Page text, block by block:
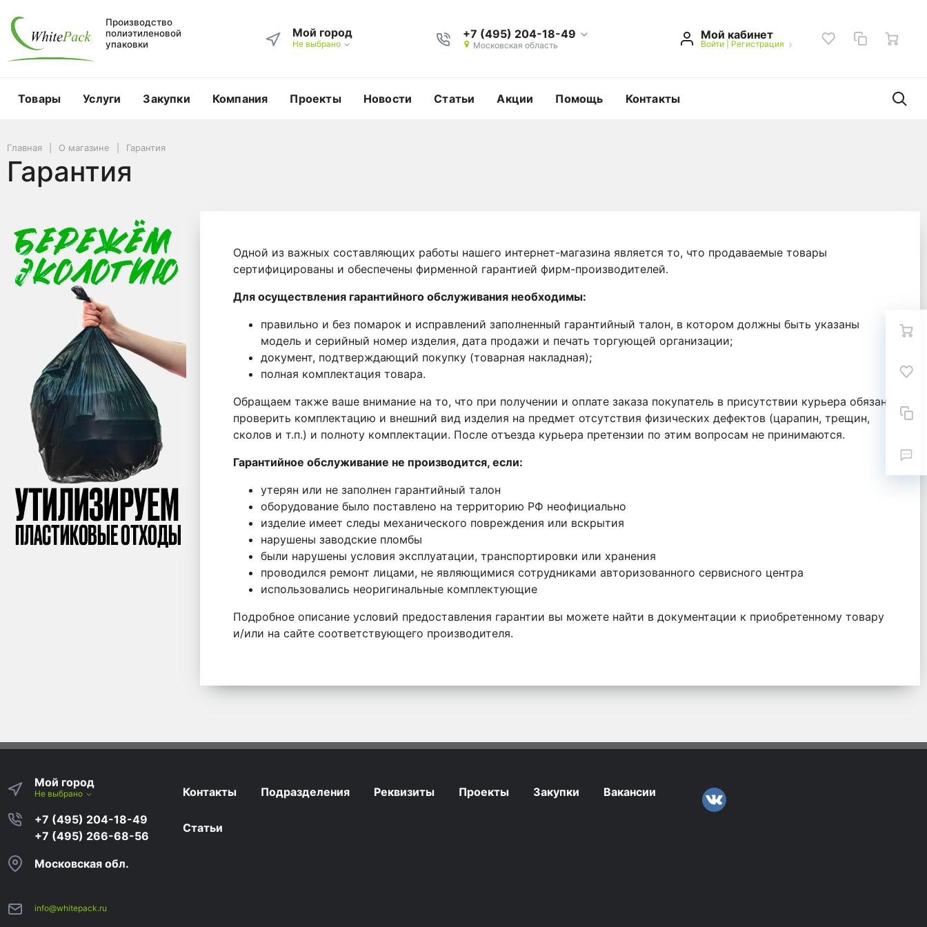
Производство
полиэтиленовой
упаковки
Мой город
Не выбрано
+7 (495) 204-18-49
Московская область
Мой кабинет
Войти| Регистрация
Товары Услуги Закупки Компания Проекты Новости Статьи Акции Помощь Контакты
Главная О магазине Гарантия
Гарантия
Одной из важных составляющих работы нашего интернет-магазина является то, что продаваемые товары
сертифицированы и обеспечены фирменной гарантией фирм-производителей.
Для осуществления гарантийного обслуживания необходимы:
правильно и без помарок и исправлений заполненный гарантийный талон, в котором должны быть указаны
модель и серийный номер изделия, дата продажи и печать торгующей организации;
документ, подтверждающий покупку (товарная накладная);
полная комплектация товара.
Обращаем также ваше внимание на то, что при получении и оплате заказа покупатель в присутствии курьера обязан
проверить комплектацию и внешний вид изделия на предмет отсутствия физических дефектов (царапин, трещин,
сколов и т.п.) и полноту комплектации. После отъезда курьера претензии по этим вопросам не принимаются.
Гарантийное обслуживание не производится, если:
утерян или не заполнен гарантийный талон
оборудование было поставлено на территорию РФ неофициально
изделие имеет следы механического повреждения или вскрытия
нарушены заводские пломбы
были нарушены условия эксплуатации, транспортировки или хранения
проводился ремонт лицами, не являющимися сотрудниками авторизованного сервисного центра
использовались неоригинальные комплектующие
Подробное описание условий предоставления гарантии вы можете найти в документации к приобретенному товару
и/или на сайте соответствующего производителя.
Мой город
Не выбрано
+7 (495) 204-18-49
+7 (495) 266-68-56
Московская обл.
info@whitepack.ru
Контакты Подразделения Реквизиты Проекты Закупки Вакансии
Статьи